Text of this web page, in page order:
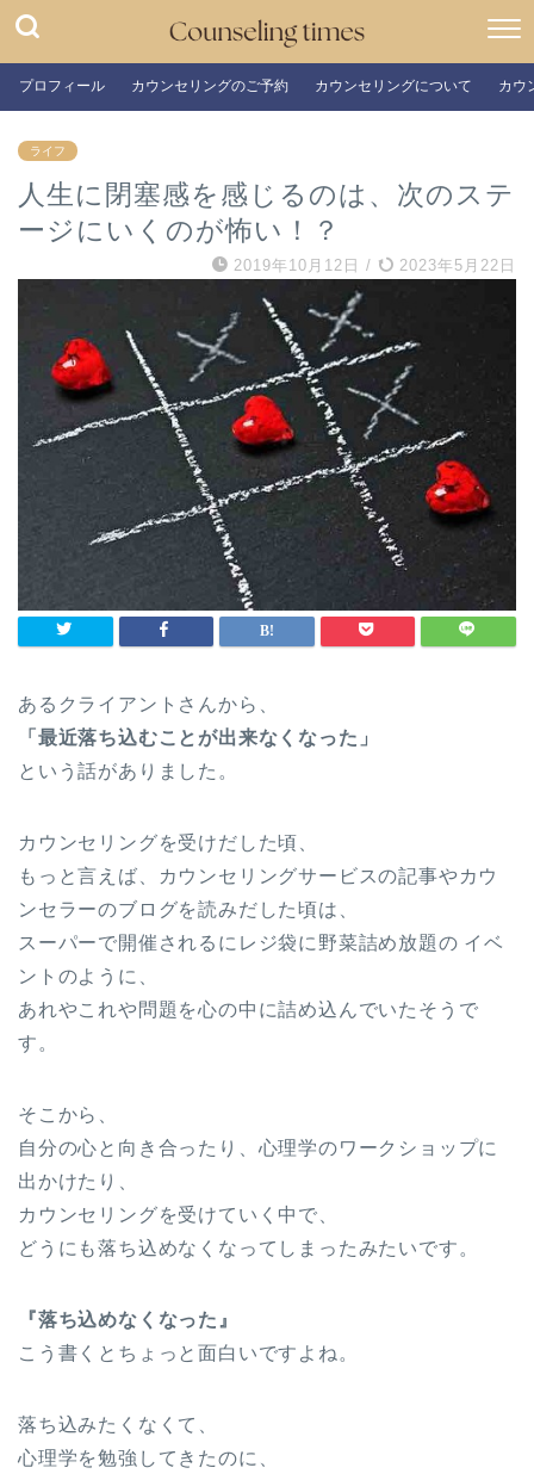
プロフィール カウンセリングのご予約 カウンセリングについて カウ
ライフ
人生に閉塞感を感じるのは、次のステ
ージにいくのが怖い！？
2019年10月12日 / 2023年5月22日
あるクライアントさんから、
「最近落ち込むことが出来なくなった」
という話がありました。
カウンセリングを受けだした頃、
もっと言えば、カウンセリングサービスの記事やカウ
ンセラーのブログを読みだした頃は、
スーパーで開催されるにレジ袋に野菜詰め放題の イベ
ントのように、
あれやこれや問題を心の中に詰め込んでいたそうで
す。
そこから、
自分の心と向き合ったり、心理学のワークショップに
出かけたり、
カウンセリングを受けていく中で、
どうにも落ち込めなくなってしまったみたいです。
『落ち込めなくなった』
こう書くとちょっと面白いですよね。
落ち込みたくなくて、
心理学を勉強してきたのに、